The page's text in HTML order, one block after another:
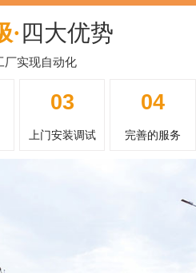
·四大优势
厂实现自动化
03
上门安装调试
04
完善的服务